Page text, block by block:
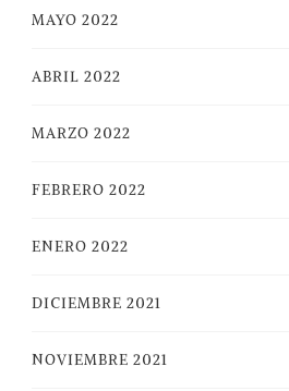
MAYO 2022
ABRIL 2022
MARZO 2022
FEBRERO 2022
ENERO 2022
DICIEMBRE 2021
NOVIEMBRE 2021